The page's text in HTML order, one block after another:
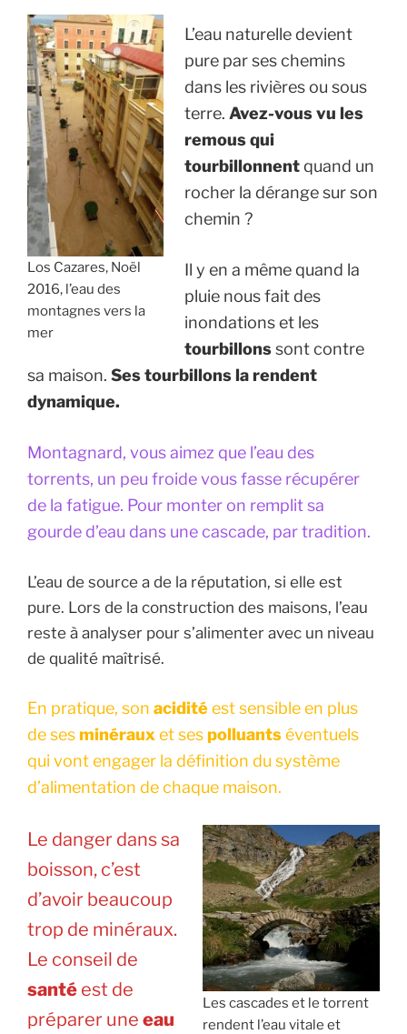
Los Cazares, Noël
2016, l’eau des
montagnes vers la
mer
L’eau naturelle devient
pure par ses chemins
dans les rivières ou sous
terre. Avez-vous vu les
remous qui
tourbillonnent quand un
rocher la dérange sur son
chemin ?
Il y en a même quand la
pluie nous fait des
inondations et les
tourbillonssont contre
sa maison. Ses tourbillons la rendent
dynamique.
Montagnard, vous aimez que l’eau des
torrents, un peu froide vous fasse récupérer
de la fatigue. Pour monter on remplit sa
gourde d’eau dans une cascade, par tradition.
L’eau de source a de la réputation, si elle est
pure. Lors de la construction des maisons, l’eau
reste à analyser pour s’alimenter avec un niveau
de qualité maîtrisé.
En pratique, son aciditéest sensible en plus
de sesminéraux et sespolluantséventuels
qui vont engager la définition du système
d’alimentation de chaque maison.
Les cascades et le torrent
rendent l’eau vitale et
Le danger dans sa
boisson, c’est
d’avoir beaucoup
trop de minéraux.
Le conseil de
santé est de
préparer une eau